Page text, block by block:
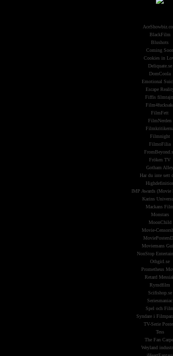
BlackFilm
Blushots
Coming Soon
Cookies in
Deliquate.se
DomCoola
Emotional
Escape
Fiffis
FilmFett
FilmNerden
Filmnight
FilmoFilia
Fröken TV
Gotham Alley
Har du inte sett
IMP Awards (Movie
Karins
Mackans Film
Monstars
MoonChild
Movie-
Moviemans
NonStop
Othgirl.se
Prometheus
Retard
Rymdfilm
Scifishop.se
Seriesmaniac
Spel och Film
Syndare i
TV-Serie
Tess
The Fan
Weyland